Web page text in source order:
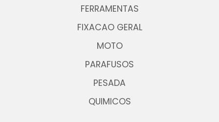
FERRAMENTAS
FIXACAO GERAL
MOTO
PARAFUSOS
PESADA
QUIMICOS